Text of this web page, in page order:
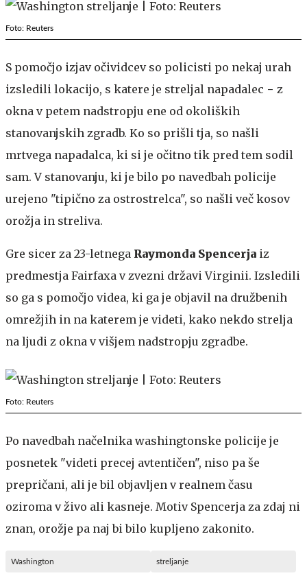
Foto: Reuters
S pomočjo izjav očividcev so policisti po nekaj urah
izsledili lokacijo, s katere je streljal napadalec − z
okna v petem nadstropju ene od okoliških
stanovanjskih zgradb. Ko so prišli tja, so našli
mrtvega napadalca, ki si je očitno tik pred tem sodil
sam. V stanovanju, ki je bilo po navedbah policije
urejeno "tipično za ostrostrelca", so našli več kosov
orožja in streliva.
Gre sicer za 23-letnega Raymonda Spencerja iz
predmestja Fairfaxa v zvezni državi Virginii. Izsledili
so ga s pomočjo videa, ki ga je objavil na družbenih
omrežjih in na katerem je videti, kako nekdo strelja
na ljudi z okna v višjem nadstropju zgradbe.
Foto: Reuters
Po navedbah načelnika washingtonske policije je
posnetek "videti precej avtentičen", niso pa še
prepričani, ali je bil objavljen v realnem času
oziroma v živo ali kasneje. Motiv Spencerja za zdaj ni
znan, orožje pa naj bi bilo kupljeno zakonito.
Washington streljanje